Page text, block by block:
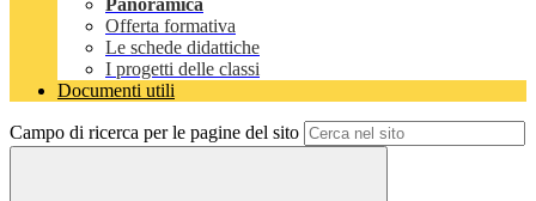
Panoramica
Offerta formativa
Le schede didattiche
I progetti delle classi
Documenti utili
Campo di ricerca per le pagine del sito